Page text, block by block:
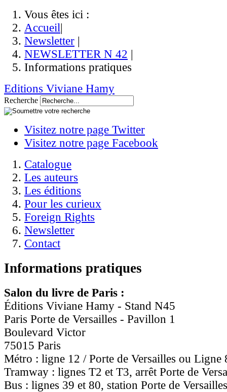
Vous êtes ici :
Accueil|
Newsletter |
NEWSLETTER N 42 |
Informations pratiques
Editions Viviane Hamy
Recherche
Visitez notre page Twitter
Visitez notre page Facebook
Catalogue
Les auteurs
Les éditions
Pour les curieux
Foreign Rights
Newsletter
Contact
Informations pratiques
Salon du livre de Paris :
Éditions Viviane Hamy - Stand N45
Paris Porte de Versailles - Pavillon 1
Boulevard Victor
75015 Paris
Métro : ligne 12 / Porte de Versailles ou Ligne
Tramway : lignes T2 et T3, arrêt Porte de
Bus : lignes 39 et 80, station Porte de Versailles